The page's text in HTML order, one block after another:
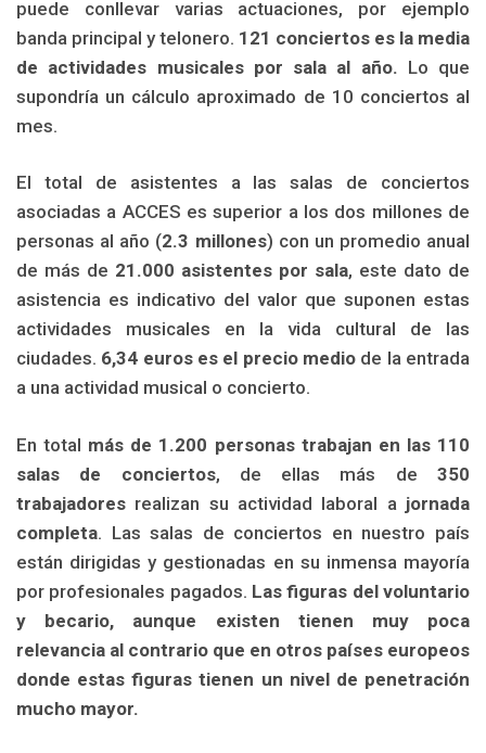
puede conllevar varias actuaciones, por ejemplo
banda principal y telonero. 121 conciertos es la media
de actividades musicales por sala al año. Lo que
supondría un cálculo aproximado de 10 conciertos al
mes.
El total de asistentes a las salas de conciertos
asociadas a ACCES es superior a los dos millones de
personas al año (2.3 millones) con un promedio anual
de más de 21.000 asistentes por sala, este dato de
asistencia es indicativo del valor que suponen estas
actividades musicales en la vida cultural de las
ciudades. 6,34 euros es el precio medio de la entrada
a una actividad musical o concierto.
En total más de 1.200 personas trabajan en las 110
salas de conciertos, de ellas más de350
trabajadores realizan su actividad laboral a jornada
completa. Las salas de conciertos en nuestro país
están dirigidas y gestionadas en su inmensa mayoría
por profesionales pagados. Las figuras del voluntario
y becario, aunque existen tienen muy poca
relevancia al contrario que en otros países europeos
donde estas figuras tienen un nivel de penetración
mucho mayor.